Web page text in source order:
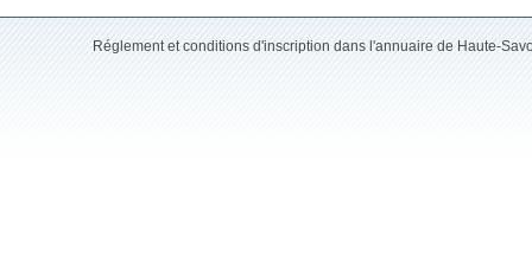
Réglement et conditions d'inscription dans l'annuaire de Haute-